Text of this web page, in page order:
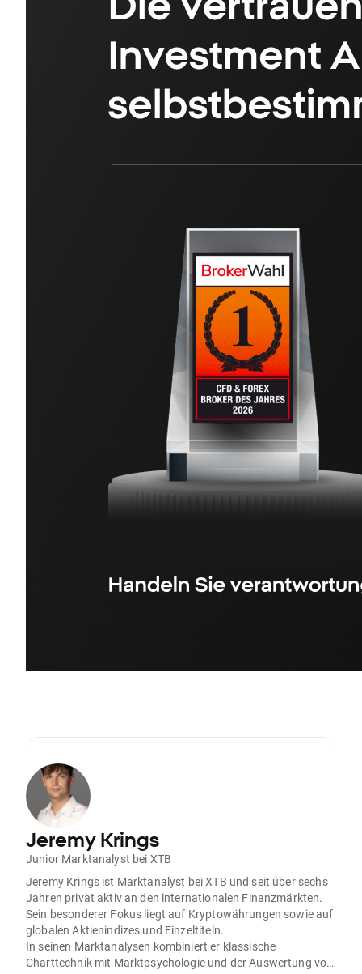
Jeremy Krings
Junior Marktanalyst bei XTB
Jeremy Krings ist Marktanalyst bei XTB und seit über sechs
Jahren privat aktiv an den internationalen Finanzmärkten.
Sein besonderer Fokus liegt auf Kryptowährungen sowie auf
globalen Aktienindizes und Einzeltiteln.
In seinen Marktanalysen kombiniert er klassische
Charttechnik mit Marktpsychologie und der Auswertung von